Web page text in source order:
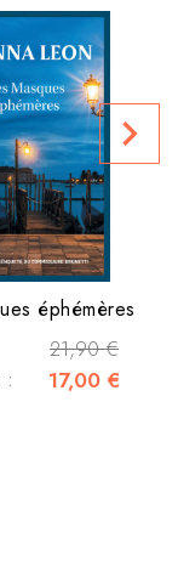
éphémères
21,90 €
: 17,00 €
navigate_next